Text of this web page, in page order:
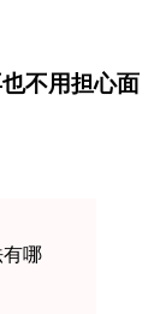
不用担心面
哪